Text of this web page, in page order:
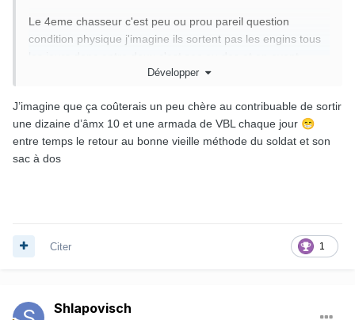
Le 4eme chasseur c'est peu ou prou pareil question
condition physique j'imagine ils sortent pas les engins tous
Développer
J’imagine que ça coûterais un peu chère au contribuable de sortir
une dizaine d’âmx 10 et une armada de VBL chaque jour 😁
entre temps le retour au bonne vieille méthode du soldat et son
sac à dos
1
Citer
Shlapovisch